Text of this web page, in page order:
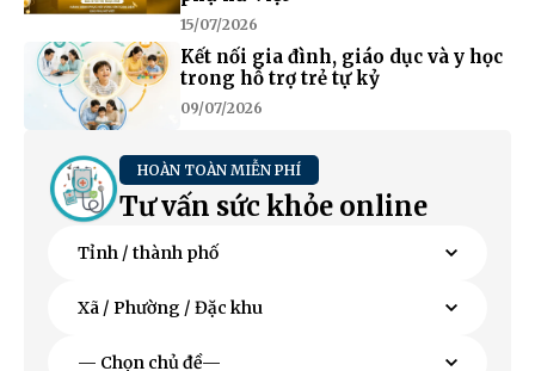
15/07/2026
Kết nối gia đình, giáo dục và y học
trong hỗ trợ trẻ tự kỷ
09/07/2026
HOÀN TOÀN MIỄN PHÍ
Tư vấn sức khỏe online